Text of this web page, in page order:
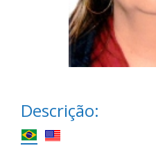
Descrição: